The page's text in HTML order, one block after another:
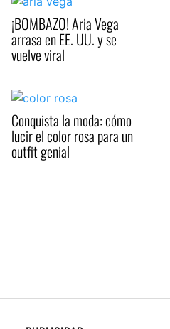
¡BOMBAZO! Aria Vega
arrasa en EE. UU. y se
vuelve viral
Conquista la moda: cómo
lucir el color rosa para un
outfit genial